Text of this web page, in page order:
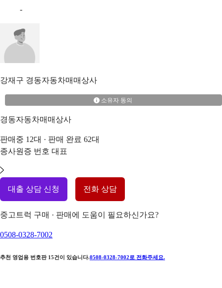
-
강재구 경동자동차매매상사
소유자 동의
경동자동차매매상사
판매중 12대 · 판매 완료 62대
종사원증 번호 대표
대출 상담 신청 전화 상담
중고트럭 구매 · 판매에 도움이 필요하신가요?
0508-0328-7002
추천 영업용 번호판 15건이 있습니다.0508-0328-7002 로 전화주세요.